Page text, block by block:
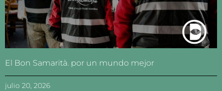
El Bon Samarità. por un mundo mejor
julio 20, 2026